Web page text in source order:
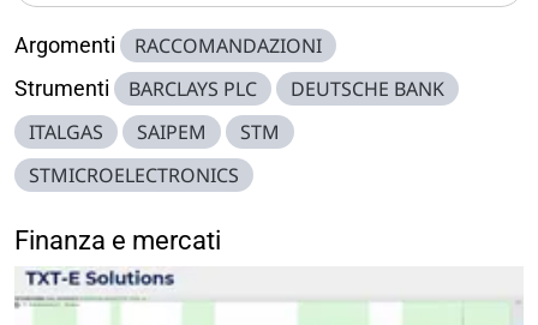
Argomenti RACCOMANDAZIONI
Strumenti BARCLAYS PLC
DEUTSCHE BANK
ITALGAS
SAIPEM
STM
STMICROELECTRONICS
Finanza e mercati